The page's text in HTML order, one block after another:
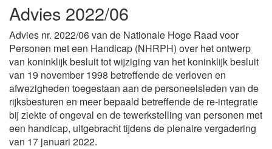
Advies 2022/06
Advies nr. 2022/06 van de Nationale Hoge Raad voor
Personen met een Handicap (NHRPH) over het ontwerp
van koninklijk besluit tot wijziging van het koninklijk besluit
van 19 november 1998 betreffende de verloven en
afwezigheden toegestaan aan de personeelsleden van de
rijksbesturen en meer bepaald betreffende de re-integratie
bij ziekte of ongeval en de tewerkstelling van personen met
een handicap, uitgebracht tijdens de plenaire vergadering
van 17 januari 2022.